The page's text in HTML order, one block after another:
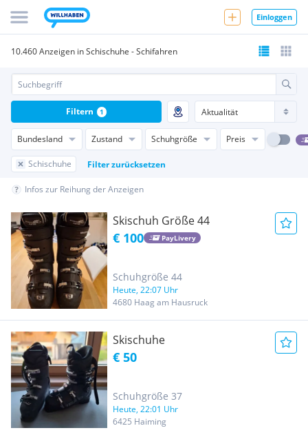
Einloggen
10.460 Anzeigen in Schischuhe - Schifahren
Bundesland Zustand Schuhgröße Preis
Schischuhe Filter zurücksetzen
Filtern 1
Infos zur Reihung der Anzeigen
Skischuh Größe 44
€ 100 PayLivery
Schuhgröße 44
Heute, 22:07 Uhr
4680 Haag am Hausruck
Skischuhe
€ 50
Schuhgröße 37
Heute, 22:01 Uhr
6425 Haiming